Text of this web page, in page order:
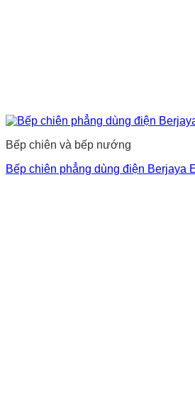
Bếp chiên và bếp nướng
Bếp chiên phẳng dùng điện Berjaya